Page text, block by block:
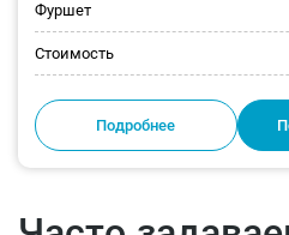
Фуршет
Стоимость
Подробнее